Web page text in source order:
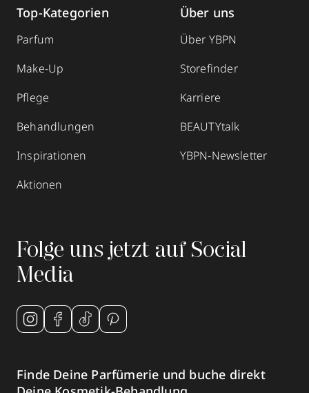
Top-Kategorien
Parfum
Make-Up
Pflege
Behandlungen
Inspirationen
Aktionen
Über uns
Über YBPN
Storefinder
Karriere
BEAUTYtalk
YBPN-Newsletter
Folge uns jetzt auf Social
Media
Finde Deine Parfümerie und buche direkt